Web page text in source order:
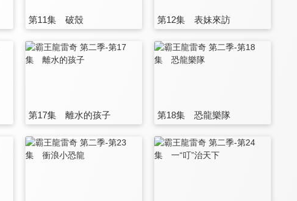
第11集 破殼 第12集 表妹來訪
第17集 離水的孩子 第18集 恐龍樂隊